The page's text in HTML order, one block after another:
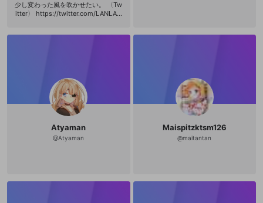
少し変わった風を吹かせたい。 〈Tw
itter〉 https://twitter.com/LANLAN
Atyaman
@Atyaman
Maispitzktsm126
@maitantan